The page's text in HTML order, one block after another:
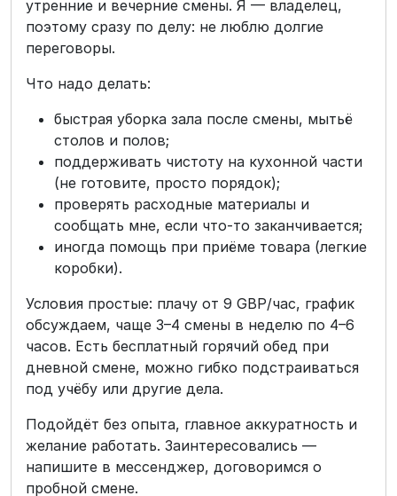
утренние и вечерние смены. Я — владелец,
поэтому сразу по делу: не люблю долгие
переговоры.
Что надо делать:
быстрая уборка зала после смены, мытьё
столов и полов;
поддерживать чистоту на кухонной части
(не готовите, просто порядок);
проверять расходные материалы и
сообщать мне, если что-то заканчивается;
иногда помощь при приёме товара (легкие
коробки).
Условия простые: плачу от 9 GBP/час, график
обсуждаем, чаще 3–4 смены в неделю по 4–6
часов. Есть бесплатный горячий обед при
дневной смене, можно гибко подстраиваться
под учёбу или другие дела.
Подойдёт без опыта, главное аккуратность и
желание работать. Заинтересовались —
напишите в мессенджер, договоримся о
пробной смене.